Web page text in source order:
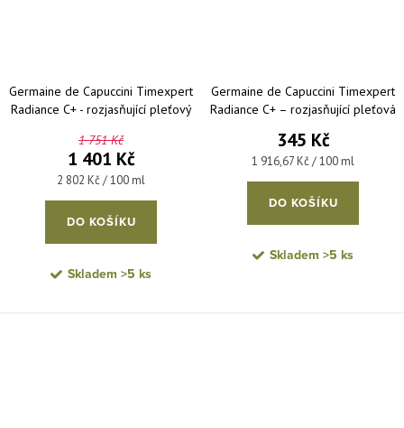
Germaine de Capuccini Timexpert
Radiance C+ - rozjasňující pleťový
1 751 Kč
1 401 Kč
Měrná cena:
2 802 Kč / 100 ml
DO KOŠÍKU
Skladem >5 ks
Germaine de Capuccini Timexpert
Radiance C+ – rozjasňující pleťová
345 Kč
Měrná cena:
1 916,67 Kč / 100 ml
DO KOŠÍKU
Skladem >5 ks